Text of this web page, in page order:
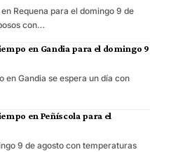
Requena para el domingo 9 de
con…
en Gandia para el domingo 9
en Gandia se espera un día con
en Peñíscola para el
9 de agosto con temperaturas